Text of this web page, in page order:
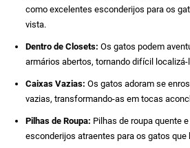
como excelentes esconderijos para os
vista.
Dentro de Closets: Os gatos podem
armários abertos, tornando difícil localizá-
Caixas Vazias: Os gatos adoram se
vazias, transformando-as em tocas
Pilhas de Roupa: Pilhas de roupa quente
esconderijos atraentes para os gatos